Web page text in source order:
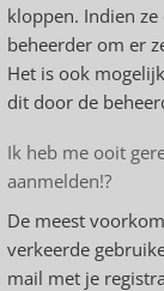
kloppen. Indien
beheerder om er
Het is ook
dit door de
Ik heb me ooit
aanmelden!?
De meest
verkeerde
mail met je